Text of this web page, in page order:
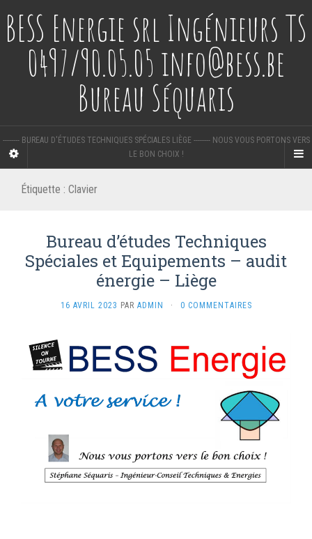
BESS Energie srl Ingénieurs TS
0497/90.05.05 info@bess.be
Bureau Séquaris
-------- BUREAU D'ÉTUDES TECHNIQUES SPÉCIALES LIÈGE -------- NOUS VOUS PORTONS VERS
LE BON CHOIX !
Étiquette : Clavier
Bureau d’études Techniques
Spéciales et Equipements – audit
énergie – Liège
16 AVRIL 2023 PAR ADMIN · 0 COMMENTAIRES